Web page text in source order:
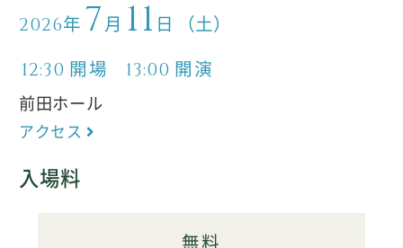
2026年 7 月 11 日 （土）
12:30 開場 13:00 開演
前田ホール
アクセス
入場料
無料